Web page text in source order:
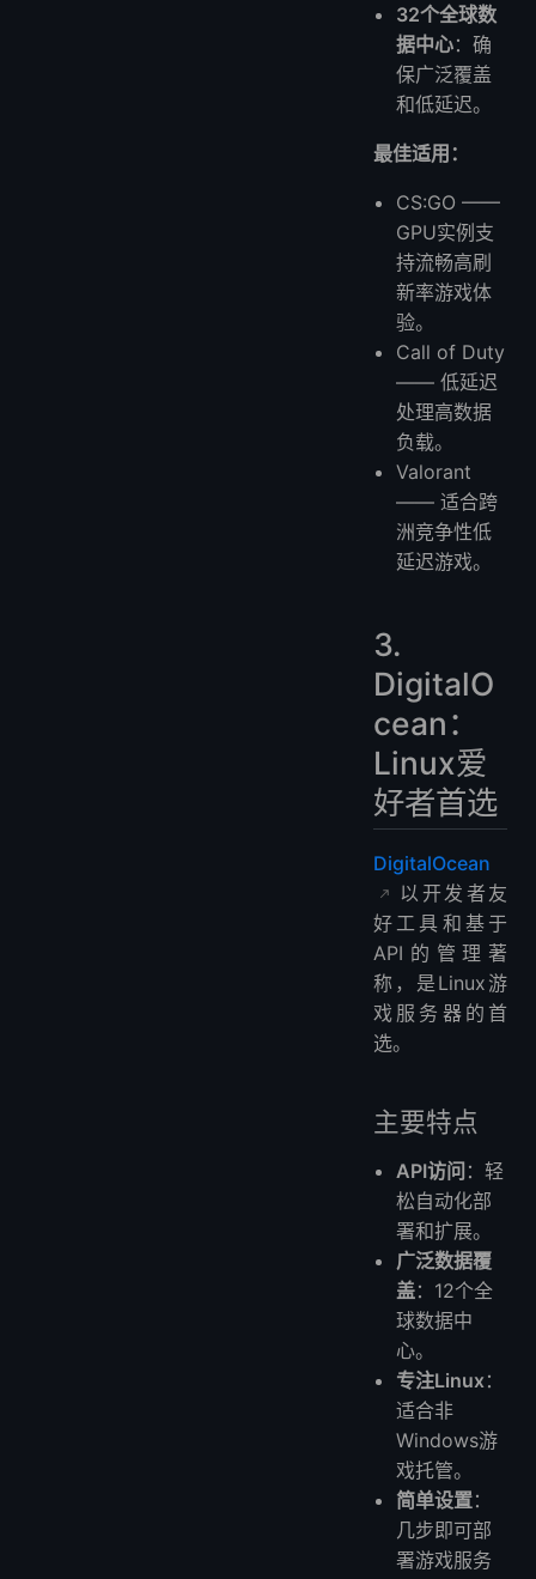
32个全球数
据中心：确
保广泛覆盖
和低延迟。
最佳适用：
CS:GO ——
GPU实例支
持流畅高刷
新率游戏体
验。
Call of Duty
—— 低延迟
处理高数据
负载。
Valorant
—— 适合跨
洲竞争性低
延迟游戏。
3.
DigitalO
cean：
Linux爱
好者首选
DigitalOcean
以开发者友
好工具和基于
API的管理著
称，是Linux游
戏服务器的首
选。
主要特点
API访问 ：轻
松自动化部
署和扩展。
广泛数据覆
盖：12个全
球数据中
心。
专注Linux：
适合非
Windows游
戏托管。
简单设置：
几步即可部
署游戏服务